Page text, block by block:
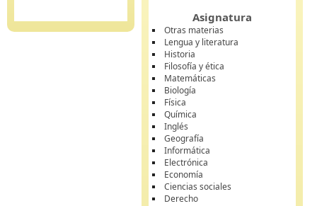
Asignatura
Otras materias
Lengua y literatura
Historia
Filosofía y ética
Matemáticas
Biología
Física
Química
Inglés
Geografía
Informática
Electrónica
Economía
Ciencias sociales
Derecho